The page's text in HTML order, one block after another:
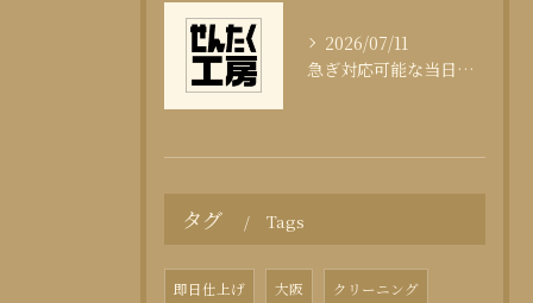
2026/07/11
急ぎ対応可能な当日クリーニングの実態
タグ Tags
即日仕上げ 大阪 クリーニング